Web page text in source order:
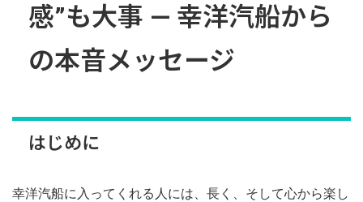
感”も大事 — 幸洋汽船から
の本音メッセージ
はじめに
幸洋汽船に入ってくれる人には、長く、そして心から楽し